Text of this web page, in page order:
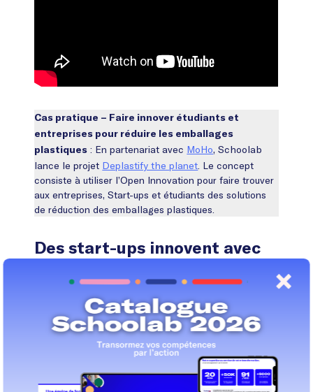
Cas pratique – Faire innover étudiants et
entreprises pour réduire les emballages
plastiques : En partenariat avec MoHo, Schoolab
lance le projet Deplastify the planet . Le concept
consiste à utiliser l’Open Innovation pour faire trouver
aux entreprises, Start-ups et étudiants des solutions
de réduction des emballages plastiques.
Des start-ups innovent avec
premier plâtre en plastique imprimé en 3D. Grâce à sa
légèreté et ses multiples ouvertures,le Cortex
Exoskeletal est une innovation médicalequi
révolutionne le traitement des fractures.